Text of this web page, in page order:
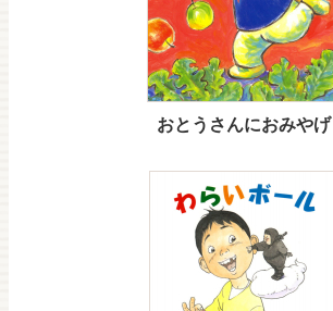
おとうさんにおみやげ